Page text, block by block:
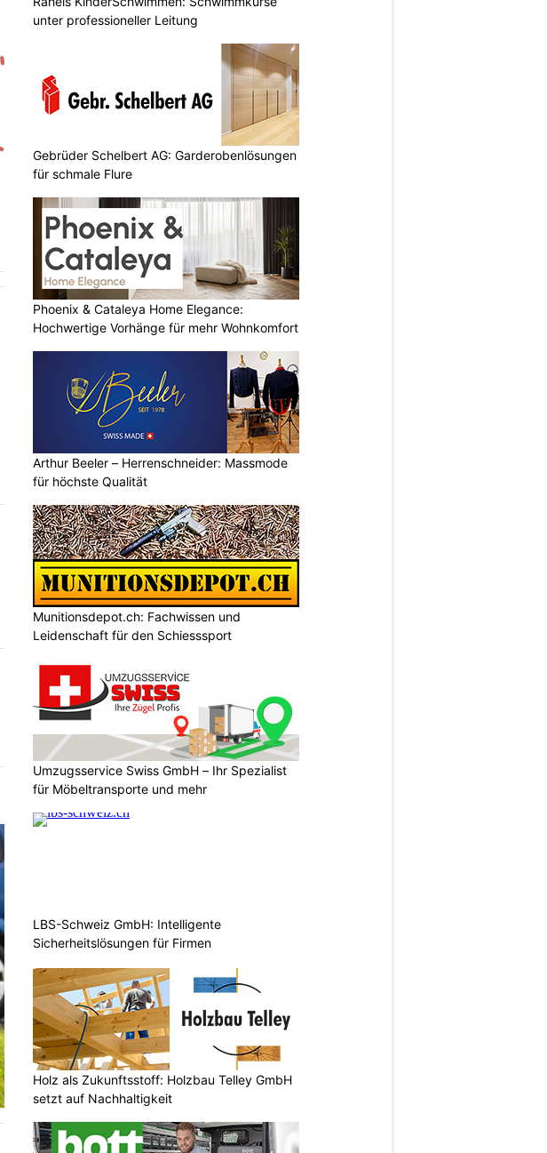
unter professioneller Leitung
Gebrüder Schelbert AG: Garderobenlösungen
für schmale Flure
Phoenix & Cataleya Home Elegance:
Hochwertige Vorhänge für mehr Wohnkomfort
Arthur Beeler – Herrenschneider: Massmode
für höchste Qualität
Munitionsdepot.ch: Fachwissen und
Leidenschaft für den Schiesssport
Umzugsservice Swiss GmbH – Ihr Spezialist
für Möbeltransporte und mehr
LBS-Schweiz GmbH: Intelligente
Sicherheitslösungen für Firmen
Holz als Zukunftsstoff: Holzbau Telley GmbH
setzt auf Nachhaltigkeit